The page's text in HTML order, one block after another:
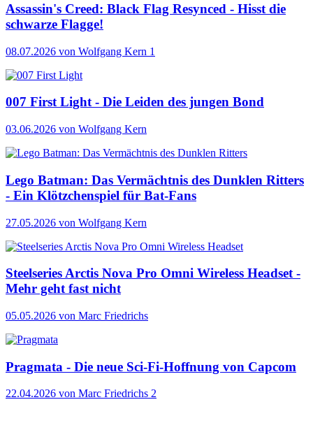
Assassin's Creed: Black Flag Resynced - Hisst die
schwarze Flagge!
08.07.2026 von Wolfgang Kern 1
007 First Light - Die Leiden des jungen Bond
03.06.2026 von Wolfgang Kern
Lego Batman: Das Vermächtnis des Dunklen Ritters
- Ein Klötzchenspiel für Bat-Fans
27.05.2026 von Wolfgang Kern
Steelseries Arctis Nova Pro Omni Wireless Headset -
Mehr geht fast nicht
05.05.2026 von Marc Friedrichs
Pragmata - Die neue Sci-Fi-Hoffnung von Capcom
22.04.2026 von Marc Friedrichs 2